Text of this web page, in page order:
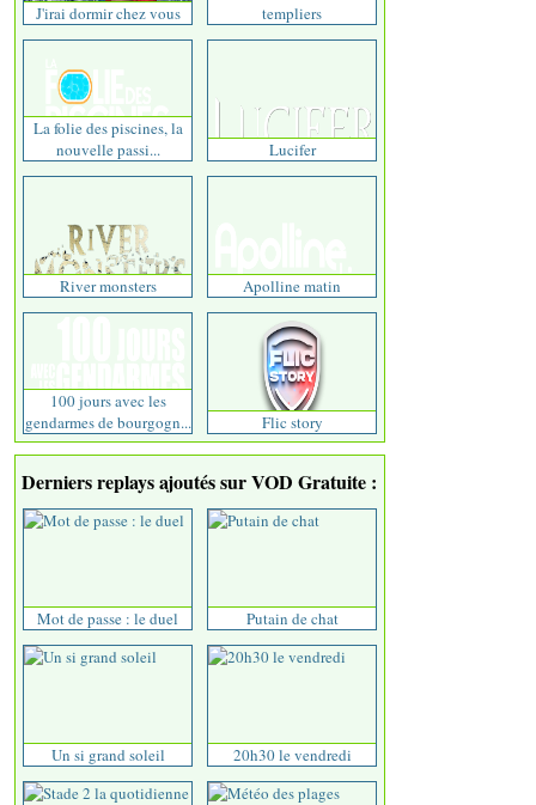
J'irai dormir chez vous
templiers
La folie des piscines, la
nouvelle passi...
Lucifer
River monsters Apolline matin
100 jours avec les
gendarmes de bourgogn...
Flic story
Derniers replays ajoutés sur VOD Gratuite :
Mot de passe : le duel Putain de chat
Un si grand soleil 20h30 le vendredi